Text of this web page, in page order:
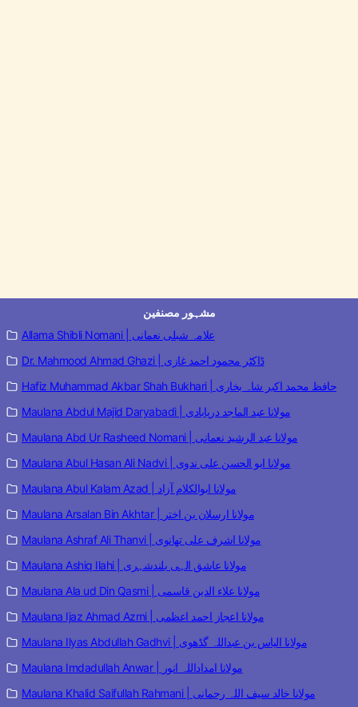
مشہور مصنفین
Allama Shibli Nomani | علامہ شبلی نعمانی
Dr. Mahmood Ahmad Ghazi | ڈاکٹر محمود احمد غازی
Hafiz Muhammad Akbar Shah Bukhari | حافظ محمد اکبر شاہ بخاری
Maulana Abdul Majid Daryabadi | مولانا عبد الماجد دریابادی
Maulana Abd Ur Rasheed Nomani | مولانا عبد الرشید نعمانی
Maulana Abul Hasan Ali Nadvi | مولانا ابو الحسن علی ندوی
Maulana Abul Kalam Azad | مولانا ابوالکلام آزاد
Maulana Arsalan Bin Akhtar | مولانا ارسلان بن اختر
Maulana Ashraf Ali Thanvi | مولانا اشرف علی تھانوی
Maulana Ashiq Ilahi | مولانا عاشق الہی بلندشہری
Maulana Ala ud Din Qasmi | مولانا علاء الدین قاسمی
Maulana Ijaz Ahmad Azmi | مولانا اعجاز احمد اعظمی
Maulana Ilyas Abdullah Gadhvi | مولانا الیاس بن عبداللہ گڈھوی
Maulana Imdadullah Anwar | مولانا امداداللہ انور
Maulana Khalid Saifullah Rahmani | مولانا خالد سیف اللہ رحمانی